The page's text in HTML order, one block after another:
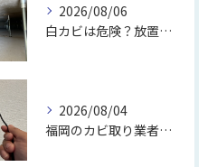
2026/08/06
白カビは危険？放置のリスクと取り方
2026/08/04
福岡のカビ取り業者おすすめの選び方と費用